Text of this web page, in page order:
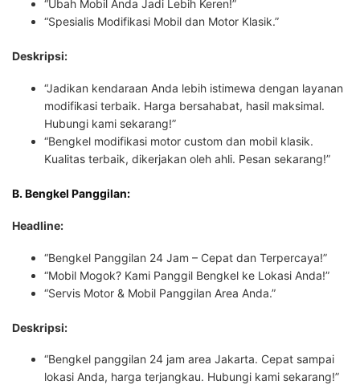
“Ubah Mobil Anda Jadi Lebih Keren!”
“Spesialis Modifikasi Mobil dan Motor Klasik.”
Deskripsi:
“Jadikan kendaraan Anda lebih istimewa dengan layanan
modifikasi terbaik. Harga bersahabat, hasil maksimal.
Hubungi kami sekarang!”
“Bengkel modifikasi motor custom dan mobil klasik.
Kualitas terbaik, dikerjakan oleh ahli. Pesan sekarang!”
B. Bengkel Panggilan:
Headline:
“Bengkel Panggilan 24 Jam – Cepat dan Terpercaya!”
“Mobil Mogok? Kami Panggil Bengkel ke Lokasi Anda!”
“Servis Motor & Mobil Panggilan Area Anda.”
Deskripsi:
“Bengkel panggilan 24 jam area Jakarta. Cepat sampai
lokasi Anda, harga terjangkau. Hubungi kami sekarang!”